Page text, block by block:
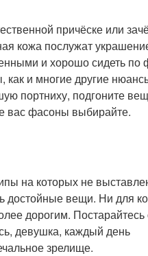
причёске или
кожа послужат
и хорошо сидеть по
и многие другие
портниху, подгоните
вас фасоны выбирайте.
на которых не
достойные вещи. Ни для
дорогим. Постарайтесь
девушка, каждый день
зрелище.